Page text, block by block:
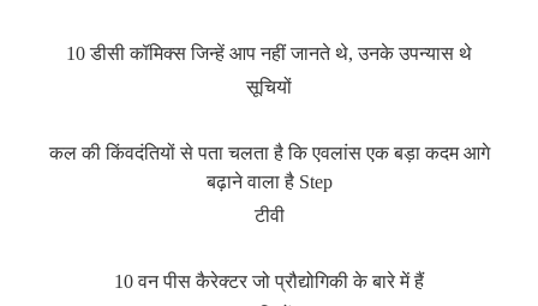
10 डीसी कॉमिक्स जिन्हें आप नहीं जानते थे, उनके उपन्यास थे
सूचियों
कल की किंवदंतियों से पता चलता है कि एवलांस एक बड़ा कदम आगे
बढ़ाने वाला है Step
टीवी
10 वन पीस कैरेक्टर जो प्रौद्योगिकी के बारे में हैं